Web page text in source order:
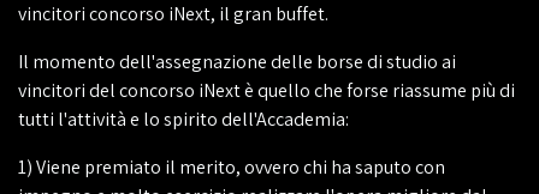
vincitori concorso iNext, il gran buffet.
Il momento dell'assegnazione delle borse di studio ai
vincitori del concorso iNext è quello che forse riassume più di
tutti l'attività e lo spirito dell'Accademia:
1) Viene premiato il merito, ovvero chi ha saputo con